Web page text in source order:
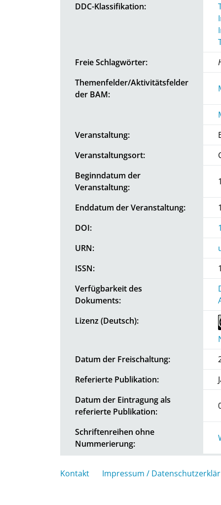
DDC-Klassifikation:
Freie Schlagwörter:
Themenfelder/Aktivitätsfelder
der BAM:
Veranstaltung:
Veranstaltungsort:
Beginndatum der
Veranstaltung:
Enddatum der Veranstaltung:
DOI:
URN:
ISSN:
Verfügbarkeit des
Dokuments:
Lizenz (Deutsch):
Datum der Freischaltung:
Referierte Publikation:
Datum der Eintragung als
referierte Publikation:
Schriftenreihen ohne
Nummerierung:
Kontakt Impressum /